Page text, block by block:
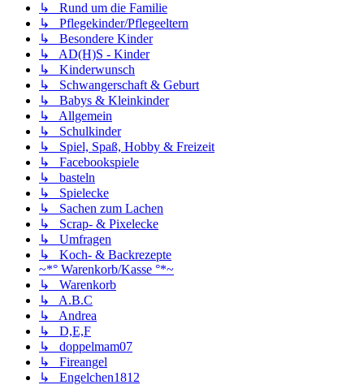
↳ Rund um die Familie
↳ Pflegekinder/Pflegeeltern
↳ Besondere Kinder
↳ AD(H)S - Kinder
↳ Kinderwunsch
↳ Schwangerschaft & Geburt
↳ Babys & Kleinkinder
↳ Allgemein
↳ Schulkinder
↳ Spiel, Spaß, Hobby & Freizeit
↳ Facebookspiele
↳ basteln
↳ Spielecke
↳ Sachen zum Lachen
↳ Scrap- & Pixelecke
↳ Umfragen
↳ Koch- & Backrezepte
~*° Warenkorb/Kasse °*~
↳ Warenkorb
↳ A.B.C
↳ Andrea
↳ D,E,F
↳ doppelmam07
↳ Fireangel
↳ Engelchen1812